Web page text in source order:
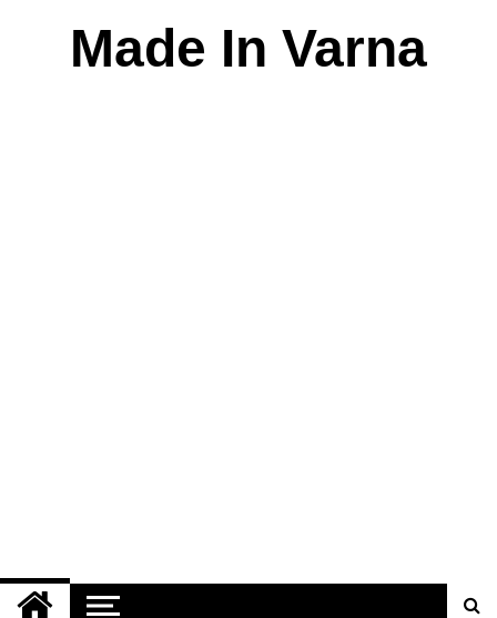
Made In Varna